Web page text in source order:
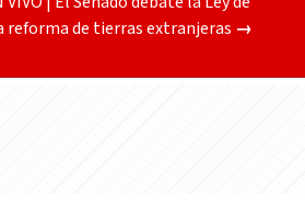
reforma de tierras extranjeras →